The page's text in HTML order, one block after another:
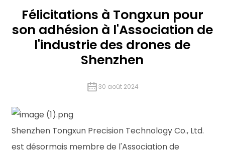
Félicitations à Tongxun pour
son adhésion à l'Association de
l'industrie des drones de
Shenzhen
30 août 2024
Shenzhen Tongxun Precision Technology Co., Ltd.
est désormais membre de l'Association de